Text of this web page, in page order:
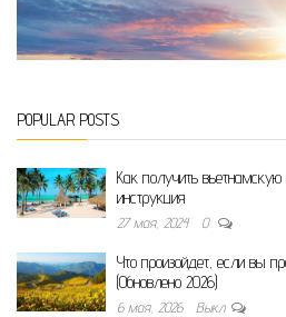
POPULAR POSTS
Как получить
инструкция
27 мая, 2024 0
Что произойдет, если вы
(Обновлено 2026)
6 мая, 2026 Выкл.